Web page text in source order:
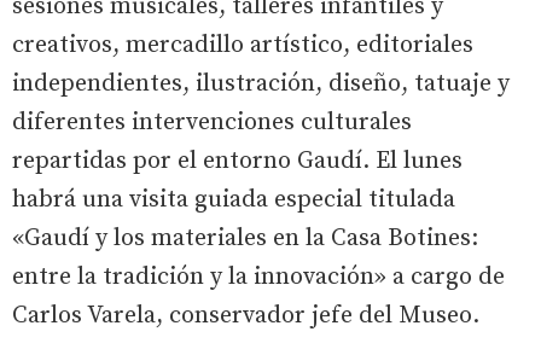
sesiones musicales, talleres infantiles y
creativos, mercadillo artístico, editoriales
independientes, ilustración, diseño, tatuaje y
diferentes intervenciones culturales
repartidas por el entorno Gaudí. El lunes
habrá una visita guiada especial titulada
«Gaudí y los materiales en la Casa Botines:
entre la tradición y la innovación» a cargo de
Carlos Varela, conservador jefe del Museo.